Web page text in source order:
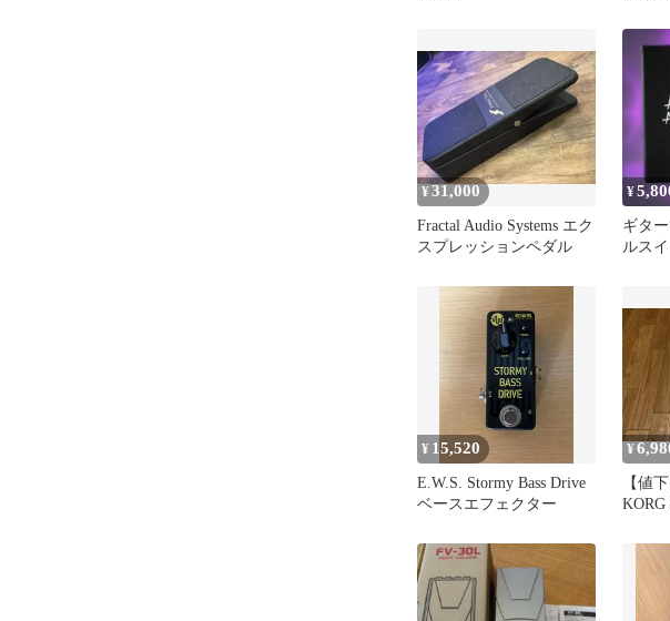
¥31,000
Fractal Audio Systems エク
スプレッションペダル
¥
ギタ
ルス
¥ 15,520
E.W.S. Stormy Bass Drive
ベースエフェクター
¥
【値